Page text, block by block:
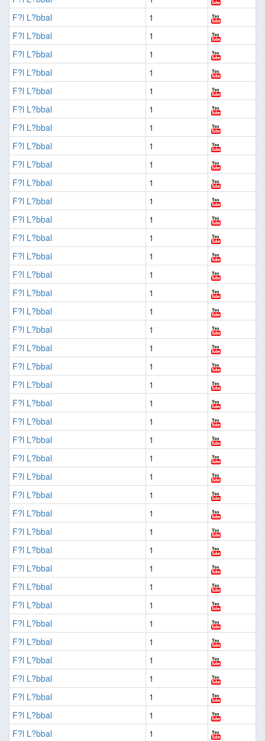
F?l L?bbal
1
F?l L?bbal
1
F?l L?bbal
1
F?l L?bbal
1
F?l L?bbal
1
F?l L?bbal
1
F?l L?bbal
1
F?l L?bbal
1
F?l L?bbal
1
F?l L?bbal
1
F?l L?bbal
1
F?l L?bbal
1
F?l L?bbal
1
F?l L?bbal
1
F?l L?bbal
1
F?l L?bbal
1
F?l L?bbal
1
F?l L?bbal
1
F?l L?bbal
1
F?l L?bbal
1
F?l L?bbal
1
F?l L?bbal
1
F?l L?bbal
1
F?l L?bbal
1
F?l L?bbal
1
F?l L?bbal
1
F?l L?bbal
1
F?l L?bbal
1
F?l L?bbal
1
F?l L?bbal
1
F?l L?bbal
1
F?l L?bbal
1
F?l L?bbal
1
F?l L?bbal
1
F?l L?bbal
1
F?l L?bbal
1
F?l L?bbal
1
F?l L?bbal
1
F?l L?bbal
1
F?l L?bbal
1